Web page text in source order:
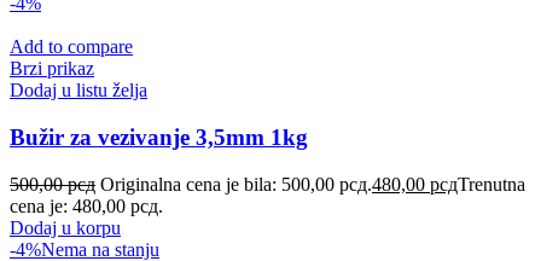
Add to compare
Brzi prikaz
Dodaj u listu želja
Bužir za vezivanje 3,5mm 1kg
500,00рсд Originalna cena je bila: 500,00 рсд.480,00 рсдTrenutna
cena je: 480,00 рсд.
Dodaj u korpu
-4%Nema na stanju